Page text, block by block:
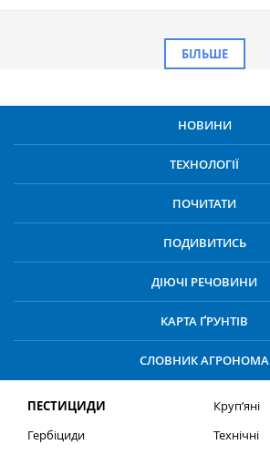
БІЛЬШЕ
НОВИНИ
ТЕХНОЛОГІЇ
ПОЧИТАТИ
ПОДИВИТИСЬ
ДІЮЧІ РЕЧОВИНИ
КАРТА ҐРУНТІВ
СЛОВНИК АГРОНОМА
ПЕСТИЦИДИ
Гербіциди
Круп’яні
Технічні